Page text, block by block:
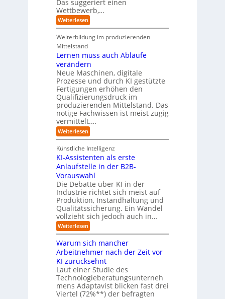
u
s
t
r
i
e
e
m
ö
g
l
i
c
h
e
n
e
n
d
e
R
a
n
o
m
w
a
r
e
-
G
e
f
a
h
o
b
o
t
r
f
ü
r
T
t
o
r
t
Das suggeriert einen
Wettbewerb,…
Weiterlesen:
E
n
e
h
r
l
i
c
h
e
r
(
u
n
d
u
n
e
q
u
e
m
e
r
)
B
l
i
k
a
u
f
K
I
-
A
Weiterbildung im produzierenden
Mittelstand
Lernen muss auch Abläufe
verändern
Neue Maschinen, digitale
Prozesse und durch KI gestützte
Fertigungen erhöhen den
Qualifizierungsdruck im
produzierenden Mittelstand. Das
nötige Fachwissen ist meist zügig
vermittelt.…
Weiterlesen:
L
e
r
n
e
n
m
u
s
s
a
u
c
h
A
b
l
u
f
e
v
e
Künstliche Intelligenz
KI-Assistenten als erste
Anlaufstelle in der B2B-
Vorauswahl
Die Debatte über KI in der
Industrie richtet sich meist auf
Produktion, Instandhaltung und
Qualitätssicherung. Ein Wandel
vollzieht sich jedoch auch in…
Weiterlesen:
K
I
-
A
s
s
i
s
t
e
Warum sich mancher
Arbeitnehmer nach der Zeit vor
KI zurücksehnt
Laut einer Studie des
Technologieberatungsunterneh
mens Adaptavist blicken fast drei
Viertel (72%**) der befragten